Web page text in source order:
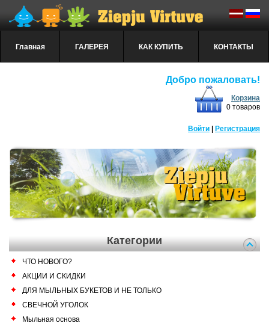
Главная ГАЛЕРЕЯ КАК КУПИТЬ КОНТАКТЫ
Добро пожаловать!
Корзина
0 товаров
Войти Регистрация
Категории
ЧТО НОВОГО?
АКЦИИ И СКИДКИ
ДЛЯ МЫЛЬНЫХ БУКЕТОВ И НЕ ТОЛЬКО
СВЕЧНОЙ УГОЛОК
Мыльная основа